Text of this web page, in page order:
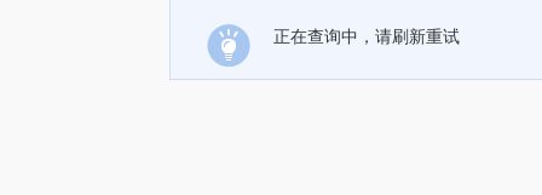
正在查询中，请刷新重试